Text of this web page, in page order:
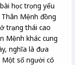
học trọng yếu
Mệnh đồng
trạng thái cao
Mệnh khác cung
nghĩa là đưa
số người có